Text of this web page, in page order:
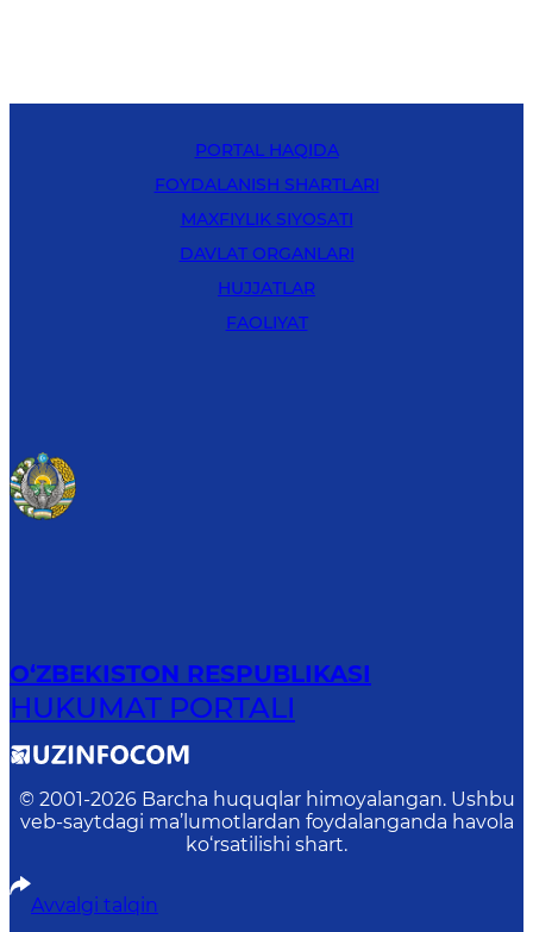
PORTAL HAQIDA
FOYDALANISH SHARTLARI
MAXFIYLIK SIYOSATI
DAVLAT ORGANLARI
HUJJATLAR
FAOLIYAT
O‘ZBEKISTON RESPUBLIKASI
HUKUMAT PORTALI
© 2001-2026 Barcha huquqlar himoyalangan. Ushbu
veb-saytdagi ma’lumotlardan foydalanganda havola
ko‘rsatilishi shart.
Avvalgi talqin